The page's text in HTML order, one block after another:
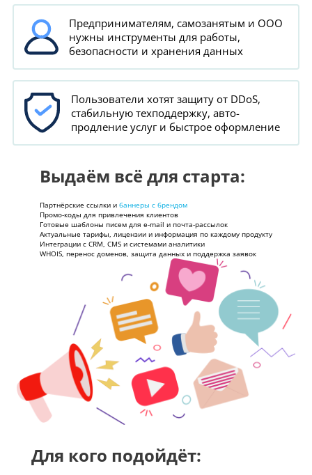
Предпринимателям, самозанятым и ООО
нужны инструменты для работы,
безопасности и хранения данных
Пользователи хотят защиту от DDoS,
стабильную техподдержку, авто-
продление услуг и быстрое оформление
Выдаём всё для старта:
Партнёрские ссылки и баннеры с брендом
Промо-коды для привлечения клиентов
Готовые шаблоны писем для e-mail и почта-рассылок
Актуальные тарифы, лицензии и информация по каждому продукту
Интеграции с CRM, CMS и системами аналитики
WHOIS, перенос доменов, защита данных и поддержка заявок
Для кого подойдёт: